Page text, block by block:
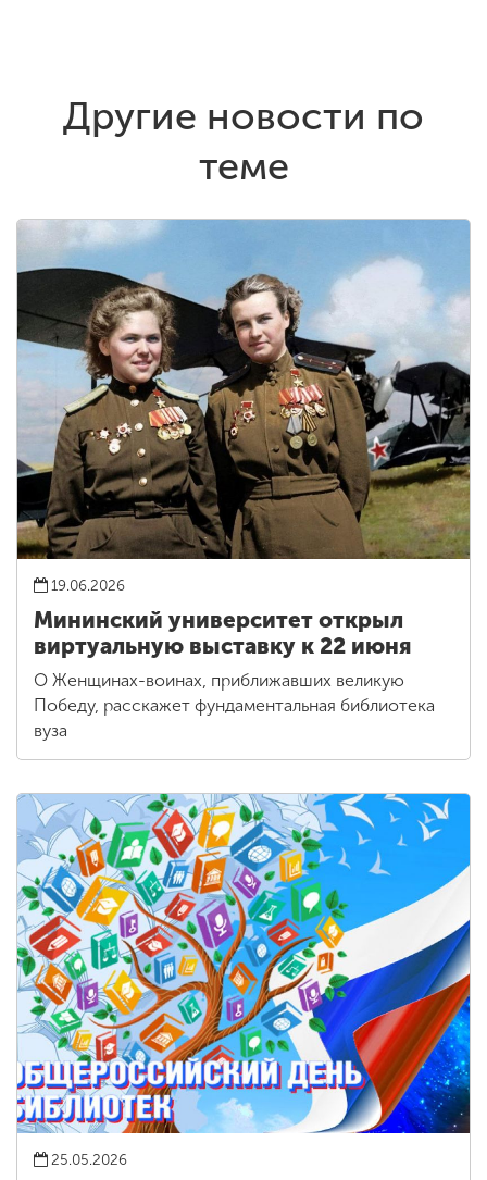
Другие новости по
теме
19.06.2026
Мининский университет открыл
виртуальную выставку к 22 июня
О Женщинах-воинах, приближавших великую
Победу, расскажет фундаментальная библиотека
вуза
25.05.2026